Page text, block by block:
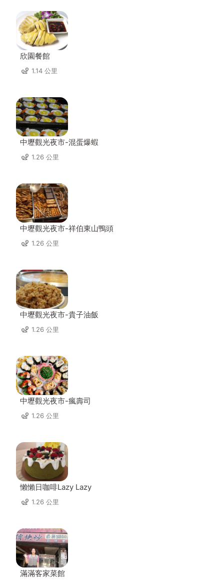
欣園餐館
1.14 公里
中壢觀光夜市-混蛋爆蝦
1.26 公里
中壢觀光夜市-祥伯東山鴨頭
1.26 公里
中壢觀光夜市-貴子油飯
1.26 公里
中壢觀光夜市-瘋壽司
1.26 公里
懶懶日咖啡Lazy Lazy
1.26 公里
滿滿客家菜館